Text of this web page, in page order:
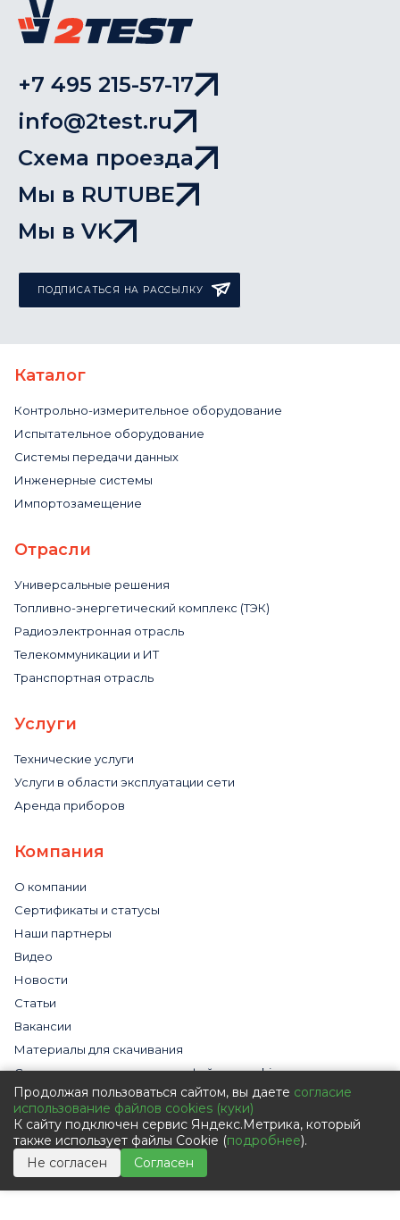
+7 495 215-57-17
info@2test.ru
Схема проезда
Мы в RUTUBE
Мы в VK
ПОДПИСАТЬСЯ НА РАССЫЛКУ
Каталог
Контрольно-измерительное оборудование
Испытательное оборудование
Системы передачи данных
Инженерные системы
Импортозамещение
Отрасли
Универсальные решения
Топливно-энергетический комплекс (ТЭК)
Радиоэлектронная отрасль
Телекоммуникации и ИТ
Транспортная отрасль
Услуги
Технические услуги
Услуги в области эксплуатации сети
Аренда приборов
Компания
О компании
Сертификаты и статусы
Наши партнеры
Видео
Новости
Статьи
Вакансии
Материалы для скачивания
Cогласие на использование файлов cookies
Обработка персональных данных с помощью сервиса
«Яндекс.Метрика»
Политика в отношении обработки персональных данных
Пользовательское соглашение
Согласие на обработку персональных данных
Продолжая пользоваться сайтом, вы даете согласие
использование файлов cookies (куки)
К сайту подключен сервис Яндекс.Метрика, который
также использует файлы Cookie (подробнее).
Не согласен
Согласен